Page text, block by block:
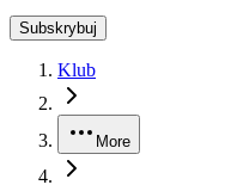
Subskrybuj
Klub
More